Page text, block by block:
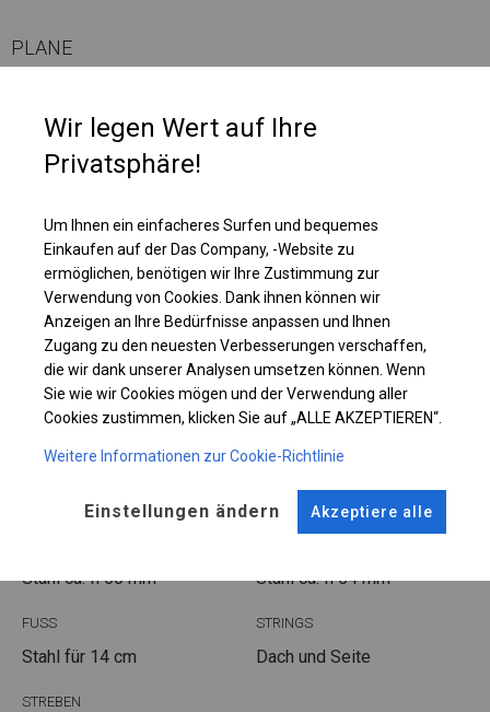
PLANE
Die einzelne Wand ist mit einem großen, vollständig transparenten Fenster
ausgestattet. Ein solches Fenster erhellt den Innenraum des Zeltes sehr
gut. Daher ist es die richtige Wahl, wenn wir möchten, dass unsere
Produkte oder Waren von außen gut sichtbar sind.
Einzelheiten ansehen
Plane ändern
KONSTRUKTION
Stahl ca.fi 50 mm Stahl ca.fi 54 mm
FUSS
Stahl für 14 cm
STRINGS
Dach und Seite
STREBEN
Wir legen Wert auf Ihre
Privatsphäre!
Um Ihnen ein einfacheres Surfen und bequemes
Einkaufen auf der Das Company, -Website zu
ermöglichen, benötigen wir Ihre Zustimmung zur
Verwendung von Cookies. Dank ihnen können wir
Anzeigen an Ihre Bedürfnisse anpassen und Ihnen
Zugang zu den neuesten Verbesserungen verschaffen,
die wir dank unserer Analysen umsetzen können. Wenn
Sie wie wir Cookies mögen und der Verwendung aller
Cookies zustimmen, klicken Sie auf „ALLE AKZEPTIEREN“.
Weitere Informationen zur Cookie-Richtlinie
Einstellungen ändern Akzeptiere alle